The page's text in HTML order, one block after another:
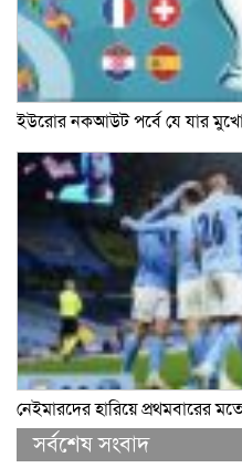
ইউরোর নকআউট পর্বে যে যার
নেইমারদের হারিয়ে প্রথমবারের
সর্বশেষ সংবাদ